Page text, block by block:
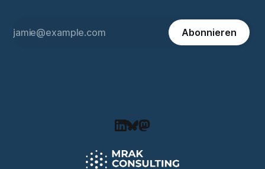
Abonnieren